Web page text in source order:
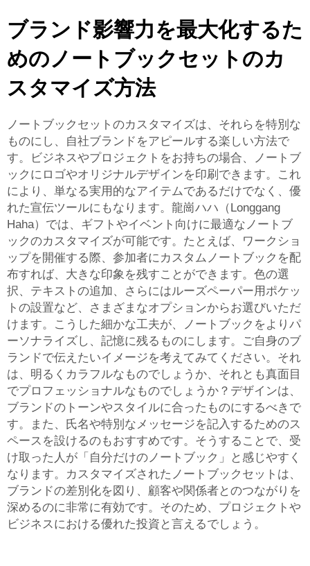
ブランド影響力を最大化するた
めのノートブックセットのカ
スタマイズ方法
ノートブックセットのカスタマイズは、それらを特別な
ものにし、自社ブランドをアピールする楽しい方法で
す。ビジネスやプロジェクトをお持ちの場合、ノートブ
ックにロゴやオリジナルデザインを印刷できます。これ
により、単なる実用的なアイテムであるだけでなく、優
れた宣伝ツールにもなります。龍崗ハハ（Longgang
Haha）では、ギフトやイベント向けに最適なノートブ
ックのカスタマイズが可能です。たとえば、ワークショ
ップを開催する際、参加者にカスタムノートブックを配
布すれば、大きな印象を残すことができます。色の選
択、テキストの追加、さらにはルーズペーパー用ポケッ
トの設置など、さまざまなオプションからお選びいただ
けます。こうした細かな工夫が、ノートブックをよりパ
ーソナライズし、記憶に残るものにします。ご自身のブ
ランドで伝えたいイメージを考えてみてください。それ
は、明るくカラフルなものでしょうか、それとも真面目
でプロフェッショナルなものでしょうか？デザインは、
ブランドのトーンやスタイルに合ったものにするべきで
す。また、氏名や特別なメッセージを記入するためのス
ペースを設けるのもおすすめです。そうすることで、受
け取った人が「自分だけのノートブック」と感じやすく
なります。カスタマイズされたノートブックセットは、
ブランドの差別化を図り、顧客や関係者とのつながりを
深めるのに非常に有効です。そのため、プロジェクトや
ビジネスにおける優れた投資と言えるでしょう。